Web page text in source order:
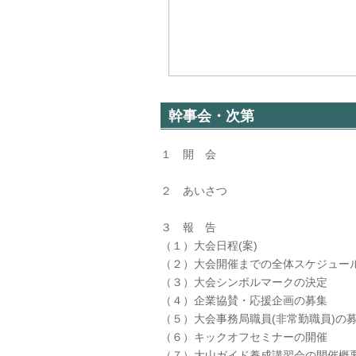
幹事会・次第
１ 開 会
２ あいさつ
３ 報 告
（１）大会日程(案)
（２）大会開催までの全体スケジュー
（３）大会シンボルマークの決定
（４）企業協賛・応援企画の募集
（５）大会事務局職員(非常勤職員)の
（６）キックオフセミナーの開催